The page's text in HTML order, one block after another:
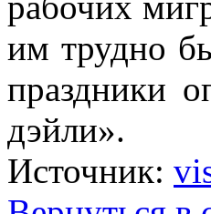
им трудно
праздники
дэйли».
Источник: